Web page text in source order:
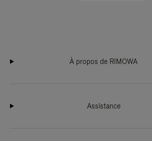
À propos de RIMOWA
Assistance